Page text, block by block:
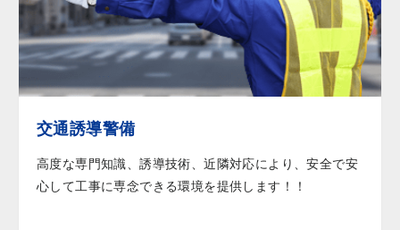
交通誘導警備
高度な専門知識、誘導技術、近隣対応により、安全で安
心して工事に専念できる環境を提供します！！